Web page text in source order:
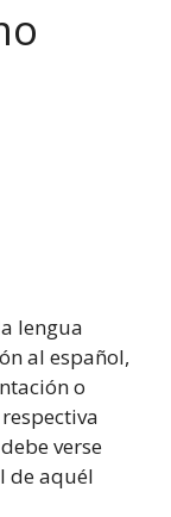
lengua
al español,
o
verse
de aquél